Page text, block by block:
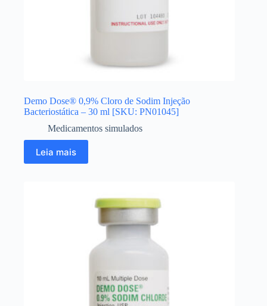
Demo Dose® 0,9% Cloro de Sodim Injeção
Bacteriostática – 30 ml [SKU: PN01045]
Medicamentos simulados
Leia mais